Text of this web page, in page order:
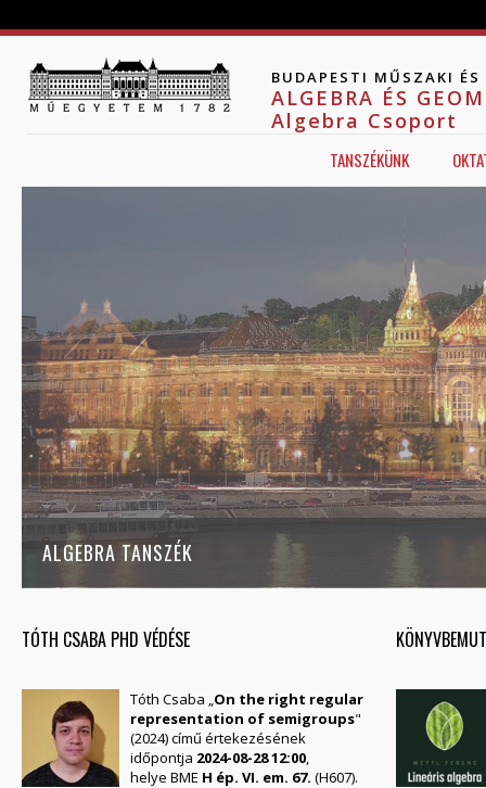
BUDAPESTI MŰSZAKI
ALGEBRA ÉS
Algebra Csoport
TANSZÉKÜNK
ALGEBRA TANSZÉK
TÓTH CSABA PHD VÉDÉSE
Tóth Csaba „On the right regular
representation of semigroups"
(2024) című értekezésének
időpontja 2024-08-28 12:00,
helye BME H ép. VI. em. 67. (H607).